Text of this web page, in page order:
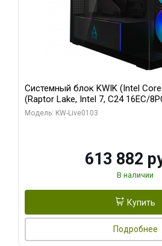
Системный блок KWIK (Intel Core
(Raptor Lake, Intel 7, C24 16EC/
модуля)/ Afox RTX4090 24GB
Модель: KW-Live0103
613 882
В наличии
Купить
Подробнее